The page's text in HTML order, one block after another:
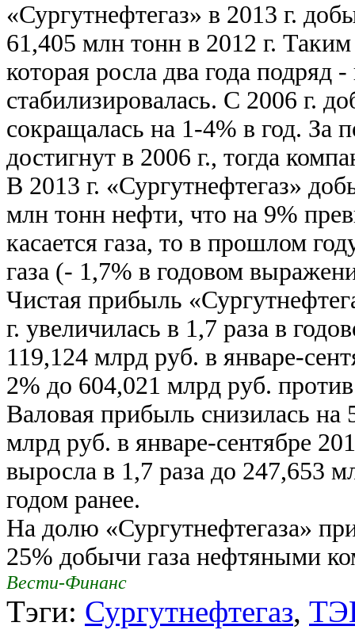
«Сургутнефтегаз» в 2013 г.
61,405 млн тонн в 2012 г.
которая росла два года подряд
стабилизировалась. С 2006 г.
сокращалась на 1-4% в год. За
достигнут в 2006 г., тогда
В 2013 г. «Сургутнефтегаз»
млн тонн нефти, что на 9%
касается газа, то в прошлом
газа (- 1,7% в годовом
Чистая прибыль
г. увеличилась в 1,7 раза в
119,124 млрд руб. в январе-
2% до 604,021 млрд руб.
Валовая прибыль снизилась
млрд руб. в январе-сентябре
выросла в 1,7 раза до 247,653
годом ранее.
На долю «Сургутнефтегаза»
25% добычи газа нефтяными
Вести-Финанс
Тэги: Сургутнефтегаз,